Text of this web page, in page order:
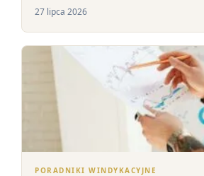
27 lipca 2026
PORADNIKI WINDYKACYJNE